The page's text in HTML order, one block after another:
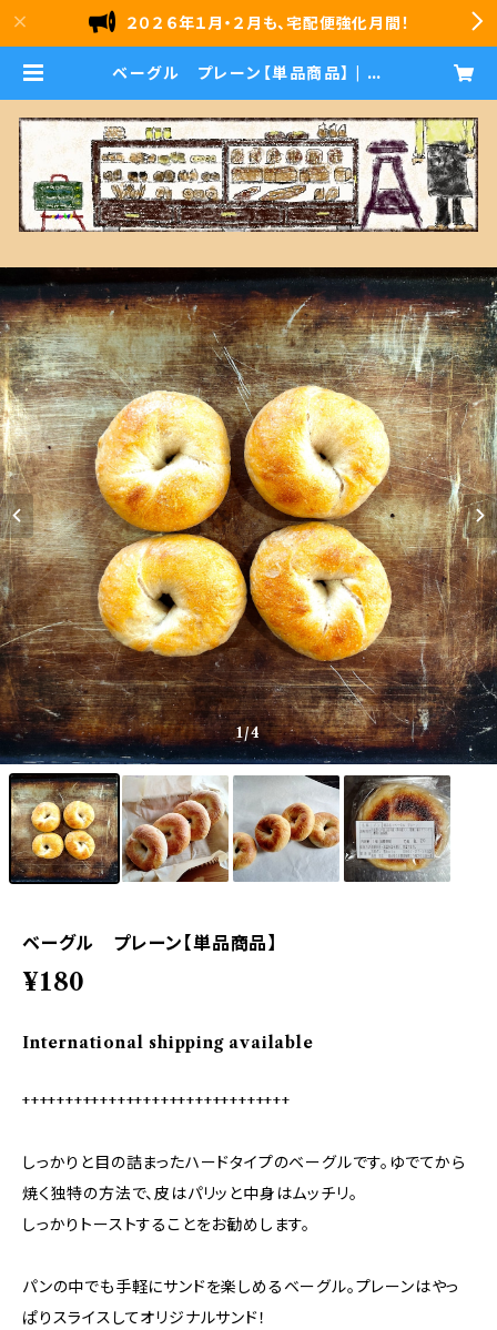
２０２６年１月・２月も、宅配便強化月間！
ベーグル プレーン【単品商品】 | 石
1/4
ベーグル プレーン【単品商品】
¥180
International shipping available
+++++++++++++++++++++++++++++++
しっかりと目の詰まったハードタイプのベーグルです。ゆでてから
焼く独特の方法で、皮はパリッと中身はムッチリ。
しっかりトーストすることをお勧めします。
パンの中でも手軽にサンドを楽しめるベーグル。プレーンはやっ
ぱりスライスしてオリジナルサンド！